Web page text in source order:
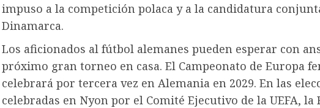
impuso a la competición polaca y a la candidatura
Dinamarca.
Los aficionados al fútbol alemanes pueden esperar con
próximo gran torneo en casa. El Campeonato de Europa
celebrará por tercera vez en Alemania en 2029. En las
celebradas en Nyon por el Comité Ejecutivo de la UEFA, la